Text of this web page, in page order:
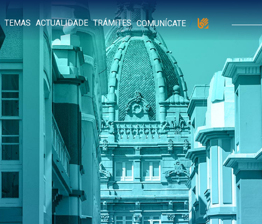
TEMAS ACTUALIDADE TRÁMITES COMUNÍCATE